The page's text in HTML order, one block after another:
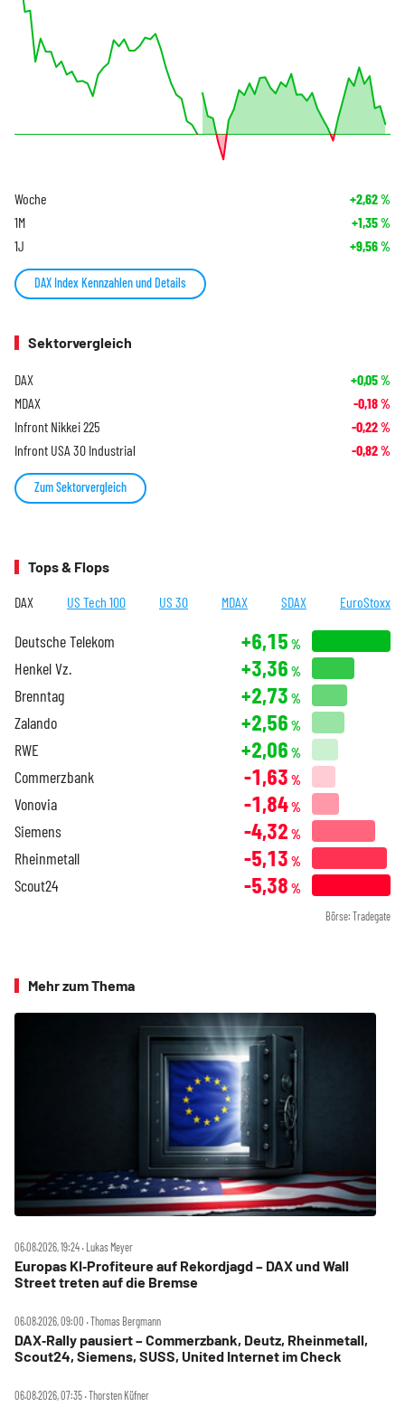
Woche +2,62%
1M +1,35%
1J +9,56%
DAX Index Kennzahlen und Details
Sektorvergleich
DAX +0,05%
MDAX -0,18%
Infront Nikkei 225 -0,22%
Infront USA 30 Industrial -0,82%
Zum Sektorvergleich
Tops & Flops
DAX US Tech 100 US 30 MDAX SDAX EuroStoxx
Deutsche Telekom +6,15 %
Henkel Vz. +3,36 %
Brenntag +2,73 %
Zalando +2,56 %
RWE +2,06 %
Commerzbank -1,63 %
Vonovia -1,84%
Siemens -4,32 %
Rheinmetall -5,13 %
Scout24 -5,38 %
Börse: Tradegate
Mehr zum Thema
06.08.2026, 19:24 ‧ Lukas Meyer
Europas KI‑Profiteure auf Rekordjagd – DAX und Wall
Street treten auf die Bremse
06.08.2026, 09:00 ‧ Thomas Bergmann
DAX‑Rally pausiert – Commerzbank, Deutz, Rheinmetall,
Scout24, Siemens, SUSS, United Internet im Check
06.08.2026, 07:35 ‧ Thorsten Küfner